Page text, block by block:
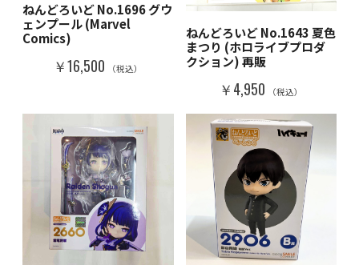
ねんどろいど No.1696 グウ
ェンプール (Marvel
Comics)
￥16,500 （税込）
ねんどろいど No.1643 夏色
まつり (ホロライブプロダ
クション) 再販
￥4,950 （税込）